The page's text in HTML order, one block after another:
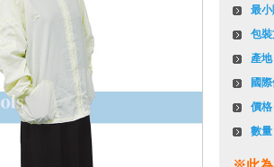
最
包
產地
國
價格
數量